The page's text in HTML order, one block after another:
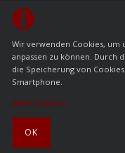
Wir verwenden Cookies, um
anpassen zu können. Durch
die Speicherung von
Smartphone.
Mehr Details
OK